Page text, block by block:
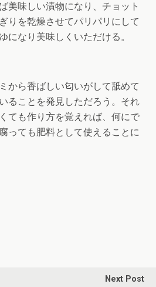
美味しい漬物になり、チョット
りを乾燥させてパリパリにして
になり美味しくいただける。
から香ばしい匂いがして舐めて
ることを発見しただろう。それ
ても作り方を覚えれば、何にで
っても肥料として使えることに
Next Post